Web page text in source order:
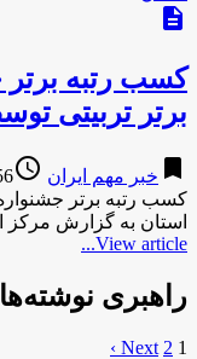
description
كسب رتبه
برتر تربیتی
bookmark خبر مهم ایران access_time
ago
كسب رتبه برتر
استان به گزارش
View article...
راهبری نوشته‌ها
1
2
Next ›